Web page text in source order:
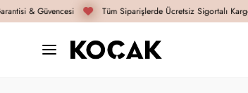
& Güvencesi Tüm Siparişlerde Ücretsiz Sigortalı Kargo